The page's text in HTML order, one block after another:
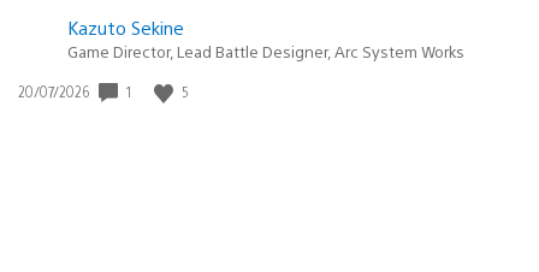
Kazuto Sekine
Game Director, Lead Battle Designer, Arc System Works
Data
20/07/2026 1 5